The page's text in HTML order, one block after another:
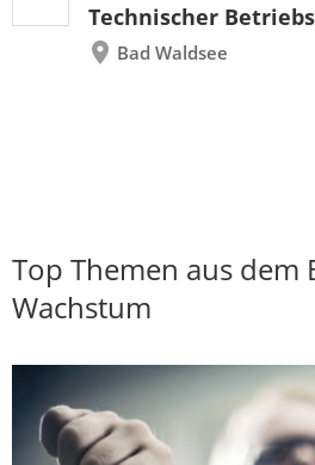
Technischer
Bad Waldsee
Top Themen aus dem
Wachstum